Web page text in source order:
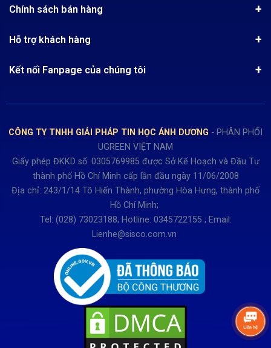
Quy chế hoạt động
Tra cứu đơn hàng
Công nghệ - Sản phẩm mới
Review sản phẩm
Chính sách bán hàng
Chính sách Hủy, Đổi, Trả hàng
Hướng dẫn đăng ký tài khoản
Hỗ trợ khách hàng
Thời gian làm việc từ Thứ 2- Thứ 7
Buổi chiều từ 13h15 đến 17h30
Thứ 7 làm đến 15h30 chiều.
Kết nối Fanpage của chúng tôi
CÔNG TY TNHH GIẢI PHÁP TIN HỌC ÁNH DƯƠNG - PHÂN PHỐI
UGREEN VIỆT NAM
Giấy phép ĐKKD số: 0305769985 được Sở Kế Hoạch và Đầu Tư
thành phố Hồ Chí Minh cấp lần đầu ngày 11/06/2008
Địa chỉ: 243/1/14 Tô Hiến Thành, phường Hòa Hưng, thành phố
Hồ Chí Minh;
Tel: (028) 73023188; Hotline: 0345722155 ; Email:
Lienhe@sisco.com.vn